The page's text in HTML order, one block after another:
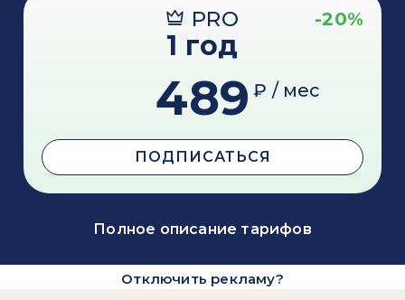
PRO -20%
1 год
489 ₽ / мес
ПОДПИСАТЬСЯ
Полное описание тарифов
Отключить рекламу?